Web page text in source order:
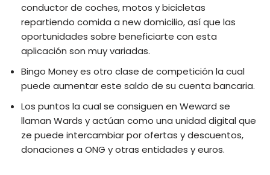
conductor de coches, motos y bicicletas
repartiendo comida a new domicilio, así que las
oportunidades sobre beneficiarte con esta
aplicación son muy variadas.
Bingo Money es otro clase de competición la cual
puede aumentar este saldo de su cuenta bancaria.
Los puntos la cual se consiguen en Weward se
llaman Wards y actúan como una unidad digital que
ze puede intercambiar por ofertas y descuentos,
donaciones a ONG y otras entidades y euros.